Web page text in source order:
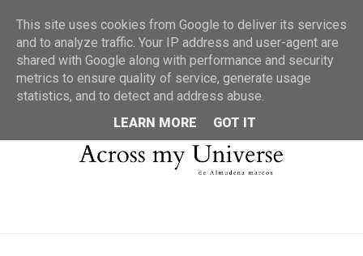
MENU
This site uses cookies from Google to deliver its services
and to analyze traffic. Your IP address and user-agent are
shared with Google along with performance and security
metrics to ensure quality of service, generate usage
statistics, and to detect and address abuse.
LEARN MORE
GOT IT